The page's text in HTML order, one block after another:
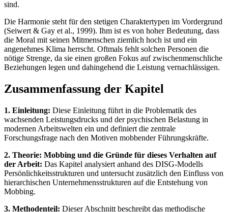
sind.
Die Harmonie steht für den stetigen Charaktertypen im Vordergrund
(Seiwert & Gay et al., 1999). Ihm ist es von hoher Bedeutung, dass
die Moral mit seinen Mitmenschen ziemlich hoch ist und ein
angenehmes Klima herrscht. Oftmals fehlt solchen Personen die
nötige Strenge, da sie einen großen Fokus auf zwischenmenschliche
Beziehungen legen und dahingehend die Leistung vernachlässigen.
Zusammenfassung der Kapitel
1. Einleitung: Diese Einleitung führt in die Problematik des
wachsenden Leistungsdrucks und der psychischen Belastung in
modernen Arbeitswelten ein und definiert die zentrale
Forschungsfrage nach den Motiven mobbender Führungskräfte.
2. Theorie: Mobbing und die Gründe für dieses Verhalten auf
der Arbeit: Das Kapitel analysiert anhand des DISG-Modells
Persönlichkeitsstrukturen und untersucht zusätzlich den Einfluss von
hierarchischen Unternehmensstrukturen auf die Entstehung von
Mobbing.
3. Methodenteil: Dieser Abschnitt beschreibt das methodische